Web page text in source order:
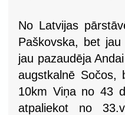
No Latvijas
Paškovska, bet
jau pazaudēja
augstkalnē Sočos,
10km Viņa no 43
atpaliekot no